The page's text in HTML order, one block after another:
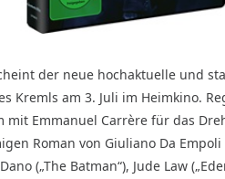
der neue hochaktuelle und
Kremls am 3. Juli im Heimkino.
mit Emmanuel Carrère für das
Roman von Giuliano Da
(„The Batman“), Jude Law